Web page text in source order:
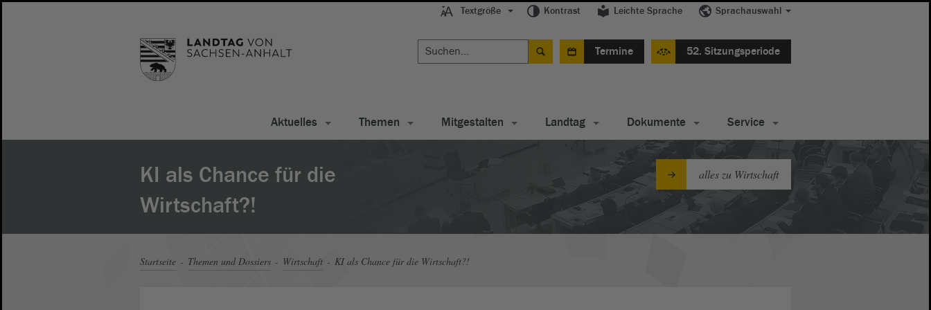
Textgröße Kontrast Leichte Sprache Sprachauswahl
Termine 52. Sitzungsperiode
Aktuelles Themen Mitgestalten Landtag Dokumente Service
KI als Chance für die
Wirtschaft?!
alles zu Wirtschaft
Startseite Themen und Dossiers Wirtschaft KI als Chance für die Wirtschaft?!